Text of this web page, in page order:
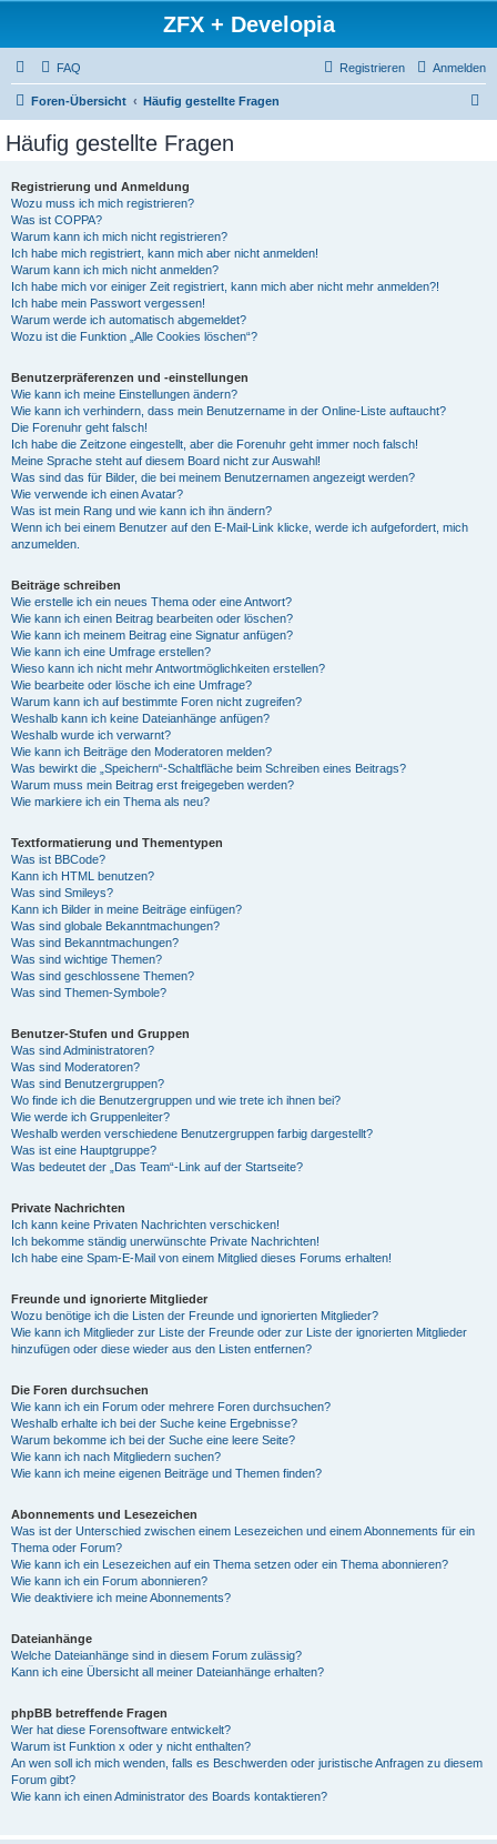
ZFX + Developia
FAQ Anmelden
Registrieren
Foren-Übersicht Häufig gestellte Fragen
Häufig gestellte Fragen
Registrierung und Anmeldung
Wozu muss ich mich registrieren?
Was ist COPPA?
Warum kann ich mich nicht registrieren?
Ich habe mich registriert, kann mich aber nicht anmelden!
Warum kann ich mich nicht anmelden?
Ich habe mich vor einiger Zeit registriert, kann mich aber nicht mehr anmelden?!
Ich habe mein Passwort vergessen!
Warum werde ich automatisch abgemeldet?
Wozu ist die Funktion „Alle Cookies löschen“?
Benutzerpräferenzen und -einstellungen
Wie kann ich meine Einstellungen ändern?
Wie kann ich verhindern, dass mein Benutzername in der Online-Liste auftaucht?
Die Forenuhr geht falsch!
Ich habe die Zeitzone eingestellt, aber die Forenuhr geht immer noch falsch!
Meine Sprache steht auf diesem Board nicht zur Auswahl!
Was sind das für Bilder, die bei meinem Benutzernamen angezeigt werden?
Wie verwende ich einen Avatar?
Was ist mein Rang und wie kann ich ihn ändern?
Wenn ich bei einem Benutzer auf den E-Mail-Link klicke, werde ich aufgefordert, mich
anzumelden.
Beiträge schreiben
Wie erstelle ich ein neues Thema oder eine Antwort?
Wie kann ich einen Beitrag bearbeiten oder löschen?
Wie kann ich meinem Beitrag eine Signatur anfügen?
Wie kann ich eine Umfrage erstellen?
Wieso kann ich nicht mehr Antwortmöglichkeiten erstellen?
Wie bearbeite oder lösche ich eine Umfrage?
Warum kann ich auf bestimmte Foren nicht zugreifen?
Weshalb kann ich keine Dateianhänge anfügen?
Weshalb wurde ich verwarnt?
Wie kann ich Beiträge den Moderatoren melden?
Was bewirkt die „Speichern“-Schaltfläche beim Schreiben eines Beitrags?
Warum muss mein Beitrag erst freigegeben werden?
Wie markiere ich ein Thema als neu?
Textformatierung und Thementypen
Was ist BBCode?
Kann ich HTML benutzen?
Was sind Smileys?
Kann ich Bilder in meine Beiträge einfügen?
Was sind globale Bekanntmachungen?
Was sind Bekanntmachungen?
Was sind wichtige Themen?
Was sind geschlossene Themen?
Was sind Themen-Symbole?
Benutzer-Stufen und Gruppen
Was sind Administratoren?
Was sind Moderatoren?
Was sind Benutzergruppen?
Wo finde ich die Benutzergruppen und wie trete ich ihnen bei?
Wie werde ich Gruppenleiter?
Weshalb werden verschiedene Benutzergruppen farbig dargestellt?
Was ist eine Hauptgruppe?
Was bedeutet der „Das Team“-Link auf der Startseite?
Private Nachrichten
Ich kann keine Privaten Nachrichten verschicken!
Ich bekomme ständig unerwünschte Private Nachrichten!
Ich habe eine Spam-E-Mail von einem Mitglied dieses Forums erhalten!
Freunde und ignorierte Mitglieder
Wozu benötige ich die Listen der Freunde und ignorierten Mitglieder?
Wie kann ich Mitglieder zur Liste der Freunde oder zur Liste der ignorierten Mitglieder
hinzufügen oder diese wieder aus den Listen entfernen?
Die Foren durchsuchen
Wie kann ich ein Forum oder mehrere Foren durchsuchen?
Weshalb erhalte ich bei der Suche keine Ergebnisse?
Warum bekomme ich bei der Suche eine leere Seite?
Wie kann ich nach Mitgliedern suchen?
Wie kann ich meine eigenen Beiträge und Themen finden?
Abonnements und Lesezeichen
Was ist der Unterschied zwischen einem Lesezeichen und einem Abonnements für ein
Thema oder Forum?
Wie kann ich ein Lesezeichen auf ein Thema setzen oder ein Thema abonnieren?
Wie kann ich ein Forum abonnieren?
Wie deaktiviere ich meine Abonnements?
Dateianhänge
Welche Dateianhänge sind in diesem Forum zulässig?
Kann ich eine Übersicht all meiner Dateianhänge erhalten?
phpBB betreffende Fragen
Wer hat diese Forensoftware entwickelt?
Warum ist Funktion x oder y nicht enthalten?
An wen soll ich mich wenden, falls es Beschwerden oder juristische Anfragen zu diesem
Forum gibt?
Wie kann ich einen Administrator des Boards kontaktieren?